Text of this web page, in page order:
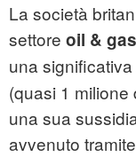
La società
settore oil & gas
una significativa
(quasi 1 milione
una sua
avvenuto